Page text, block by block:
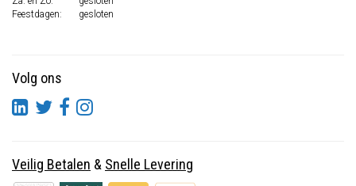
Feestdagen:
gesloten
Volg ons
Veilig Betalen & Snelle Levering